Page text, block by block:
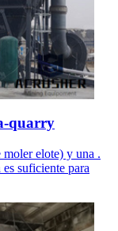
quarry
elote) y una .
suficiente para